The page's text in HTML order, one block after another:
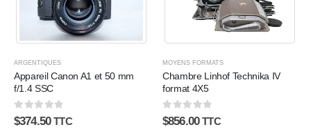
ARGENTIQUES
Appareil Canon A1 et 50 mm
f/1.4 SSC
0sur 5
$374.50 TTC
MOYENS FORMATS
Chambre Linhof Technika IV
format 4X5
0sur 5
$856.00 TTC